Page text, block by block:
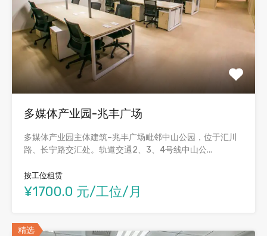
多媒体产业园-兆丰广场
多媒体产业园主体建筑–兆丰广场毗邻中山公园，位于汇川
路、长宁路交汇处。轨道交通2、3、4号线中山公...
按工位租赁
¥1700.0 元/工位/月
精选